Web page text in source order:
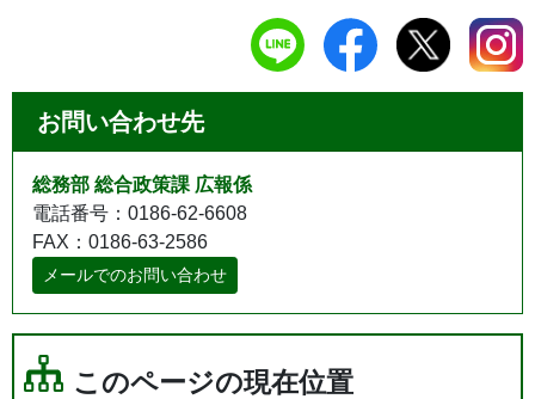
お問い合わせ先
総務部 総合政策課 広報係
電話番号：0186-62-6608
FAX：0186-63-2586
メールでのお問い合わせ
このページの現在位置